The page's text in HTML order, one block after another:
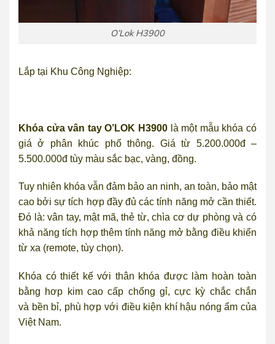
O’Lok H3900
Lắp tại Khu Công Nghiệp:
Khóa cửa vân tay O’LOK H3900 là một mẫu khóa có
giá ở phân khúc phổ thông. Giá từ 5.200.000đ –
5.500.000đ tùy màu sắc bạc, vàng, đồng.
Tuy nhiên khóa vẫn đảm bảo an ninh, an toàn, bảo mật
cao bởi sự tích hợp đầy đủ các tính năng mở cần thiết.
Đó là: vân tay, mật mã, thẻ từ, chìa cơ dự phòng và có
khả năng tích hợp thêm tính năng mở bằng điều khiển
từ xa (remote, tùy chọn).
Khóa có thiết kế với thân khóa được làm hoàn toàn
bằng hơp kim cao cấp chống gỉ, cực kỳ chắc chắn
và bền bỉ, phù hợp với điều kiện khí hậu nóng ẩm của
Việt Nam.